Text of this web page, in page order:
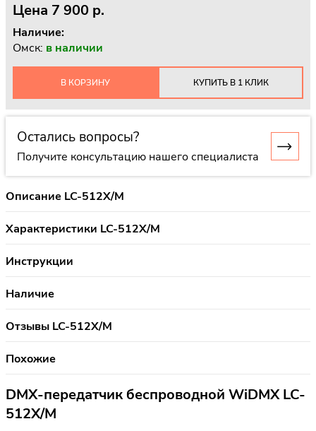
Цена 7 900 p.
Наличие:
Омск: в наличии
В КОРЗИНУ КУПИТЬ В 1 КЛИК
Остались вопросы?
Получите консультацию нашего специалиста
Описание LC-512X/M
Характеристики LC-512X/M
Инструкции
Наличие
Отзывы LC-512X/M
Похожие
DMX-передатчик беспроводной WiDMX LC-
512X/M